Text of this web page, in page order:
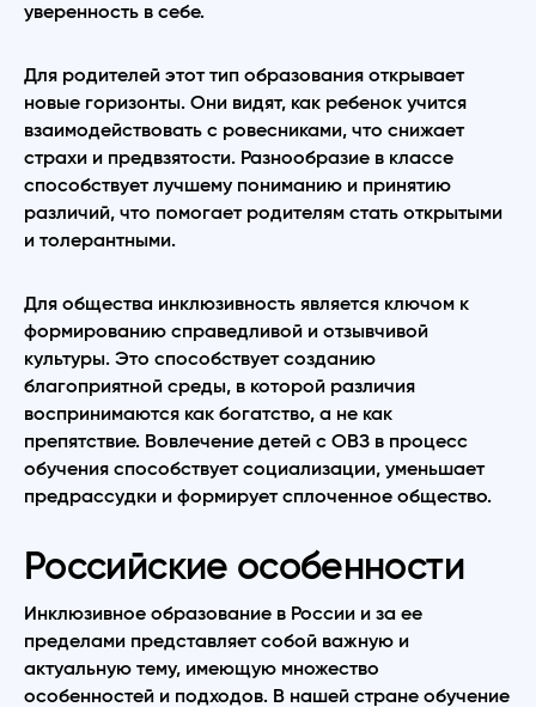
уверенность в себе.
Для родителей этот тип образования открывает
новые горизонты. Они видят, как ребенок учится
взаимодействовать с ровесниками, что снижает
страхи и предвзятости. Разнообразие в классе
способствует лучшему пониманию и принятию
различий, что помогает родителям стать открытыми
и толерантными.
Для общества инклюзивность является ключом к
формированию справедливой и отзывчивой
культуры. Это способствует созданию
благоприятной среды, в которой различия
воспринимаются как богатство, а не как
препятствие. Вовлечение детей с ОВЗ в процесс
обучения способствует социализации, уменьшает
предрассудки и формирует сплоченное общество.
Российские особенности
Инклюзивное образование в России и за ее
пределами представляет собой важную и
актуальную тему, имеющую множество
особенностей и подходов. В нашей стране обучение